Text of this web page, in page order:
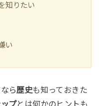
知りたい
い
ら歴史も知っておきた
プとは何かのヒントも